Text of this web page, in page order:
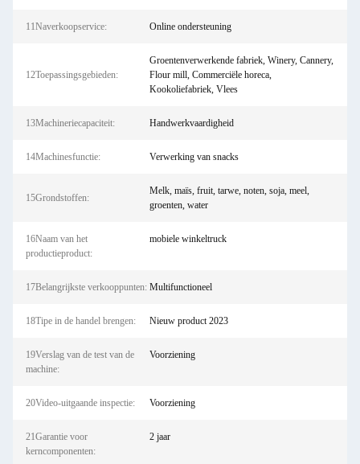
11Naverkoopservice: Online ondersteuning
12Toepassingsgebieden:
Groentenverwerkende fabriek, Winery, Cannery,
Flour mill, Commerciële horeca,
Kookoliefabriek, Vlees
13Machineriecapaciteit: Handwerkvaardigheid
14Machinesfunctie: Verwerking van snacks
15Grondstoffen:
Melk, maïs, fruit, tarwe, noten, soja, meel,
groenten, water
16Naam van het
productieproduct:
mobiele winkeltruck
17Belangrijkste verkooppunten: Multifunctioneel
18Tipe in de handel brengen: Nieuw product 2023
19Verslag van de test van de
machine:
Voorziening
20Video-uitgaande inspectie: Voorziening
21Garantie voor
kerncomponenten:
2 jaar